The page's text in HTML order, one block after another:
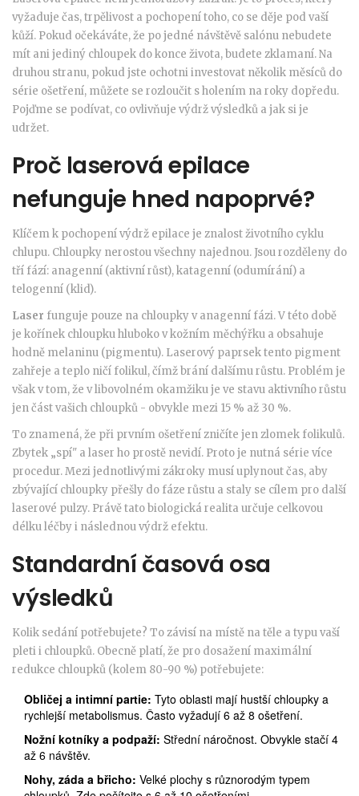
vyžaduje čas, trpělivost a pochopení toho, co se děje pod vaší
kůží. Pokud očekáváte, že po jedné návštěvě salónu nebudete
mít ani jediný chloupek do konce života, budete zklamaní. Na
druhou stranu, pokud jste ochotni investovat několik měsíců do
série ošetření, můžete se rozloučit s holením na roky dopředu.
Pojďme se podívat, co ovlivňuje výdrž výsledků a jak si je
udržet.
Proč laserová epilace
nefunguje hned napoprvé?
Klíčem k pochopení výdrž epilace je znalost životního cyklu
chlupu. Chloupky nerostou všechny najednou. Jsou rozděleny do
tří fází: anagenní (aktivní růst), katagenní (odumírání) a
telogenní (klid).
Laser funguje pouze na chloupky v anagenní fázi. V této době
je kořínek chloupku hluboko v kožním měchýřku a obsahuje
hodně melaninu (pigmentu). Laserový paprsek tento pigment
zahřeje a teplo ničí folikul, čímž brání dalšímu růstu. Problém je
však v tom, že v libovolném okamžiku je ve stavu aktivního růstu
jen část vašich chloupků - obvykle mezi 15 % až 30 %.
To znamená, že při prvním ošetření zničíte jen zlomek folikulů.
Zbytek „spí" a laser ho prostě nevidí. Proto je nutná série více
procedur. Mezi jednotlivými zákroky musí uplynout čas, aby
zbývající chloupky přešly do fáze růstu a staly se cílem pro další
laserové pulzy. Právě tato biologická realita určuje celkovou
délku léčby i následnou výdrž efektu.
Standardní časová osa
výsledků
Kolik sedání potřebujete? To závisí na místě na těle a typu vaší
pleti i chloupků. Obecně platí, že pro dosažení maximální
redukce chloupků (kolem 80-90 %) potřebujete:
Obličej a intimní partie: Tyto oblasti mají hustší chloupky a
rychlejší metabolismus. Často vyžadují 6 až 8 ošetření.
Nožní kotníky a podpaží: Střední náročnost. Obvykle stačí 4
až 6 návštěv.
Nohy, záda a břicho: Velké plochy s různorodým typem